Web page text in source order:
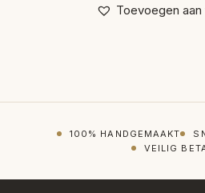
Toevoegen
100% HANDGEMAAKT
VEILIG